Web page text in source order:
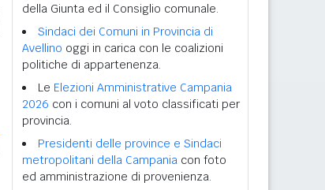
della Giunta ed il Consiglio comunale.
Sindaci dei Comuni in Provincia di
Avellino oggi in carica con le coalizioni
politiche di appartenenza.
Le Elezioni Amministrative Campania
2026 con i comuni al voto classificati per
provincia.
Presidenti delle province e Sindaci
metropolitani della Campania con foto
ed amministrazione di provenienza.